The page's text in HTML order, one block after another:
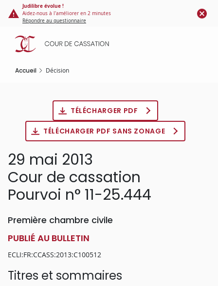
Panneau de gestion des cookies
contenu
principal
Judilibre évolue !
Aidez-nous à l'améliorer en 2 minutes
Répondre au questionnaire
Accueil Décision
TÉLÉCHARGER PDF
TÉLÉCHARGER PDF SANS ZONAGE
29 mai 2013
Cour de cassation
Pourvoi n° 11-25.444
Première chambre civile
PUBLIÉ AU BULLETIN
ECLI:FR:CCASS:2013:C100512
Titres et sommaires